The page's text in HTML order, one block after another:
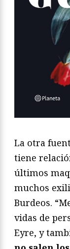
La otra
tiene
últimos
muchos
Burdeos.
vidas de
Eyre, y